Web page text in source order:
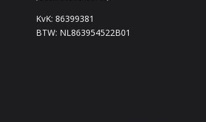
KvK: 86399381
BTW: NL863954522B01